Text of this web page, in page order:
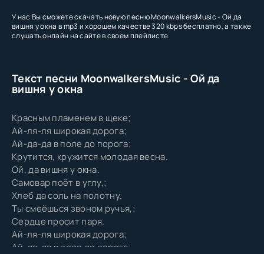
У нас Вы сможете скачать новую песню MoonwalkersMusic - Ой да
вишня у окна в mp3 и хорошем качестве 320 kbps бесплатно, а также
слушать онлайн на сайте в своем плейлисте.
Текст песни MoonwalkersMusic - Ой да
вишня у окна
Красным пламенем в щеке;
Ай-ля-ля широкая дорога;
Ай-да-да в поле до порога;
Крутится, кружится молодая весна.
Ой, да вишня у окна.
Самовар поёт в углу,;
Хлеб да соль на полотну.
Ты смеёшься звоном ручья,;
Сердце просит паря.
Ай-ля-ля широкая дорога;
Ай-да-да в поле до порога;